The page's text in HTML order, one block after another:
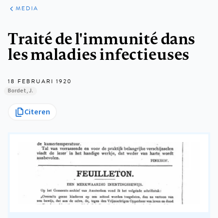
ARTIKELEN
VARIA
MEDIA
Traité de l'immunité dans
les maladies infectieuses
18 FEBRUARI 1920
Bordet, J.
Citeren